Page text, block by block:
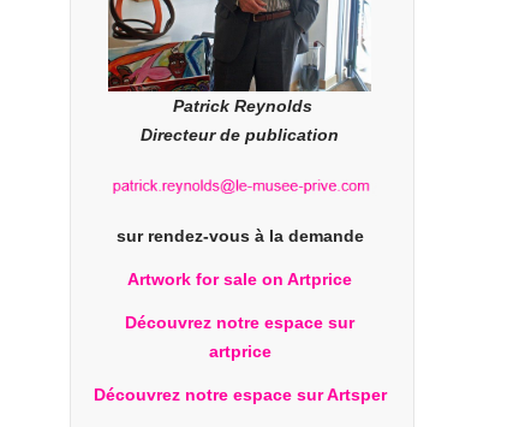
Patrick Reynolds
Directeur de publication
sur rendez-vous à la demande
Artwork for sale on Artprice
Découvrez notre espace sur
artprice
Découvrez notre espace sur Artsper